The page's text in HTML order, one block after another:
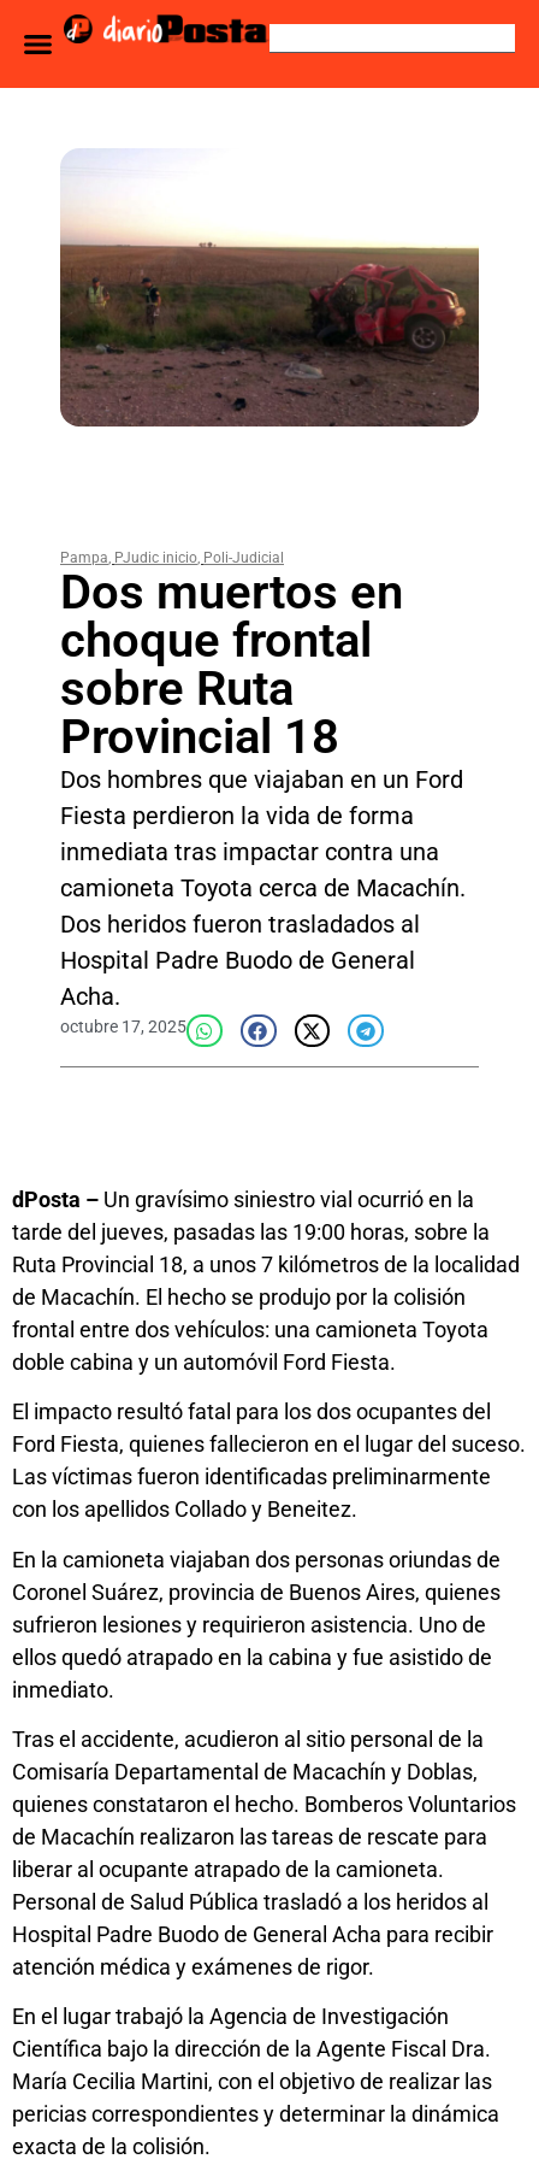
Pampa, PJudic inicio, Poli-Judicial
Dos muertos en
choque frontal
sobre Ruta
Provincial 18
Dos hombres que viajaban en un Ford
Fiesta perdieron la vida de forma
inmediata tras impactar contra una
camioneta Toyota cerca de Macachín.
Dos heridos fueron trasladados al
Hospital Padre Buodo de General
Acha.
octubre 17, 2025
dPosta – Un gravísimo siniestro vial ocurrió en la
tarde del jueves, pasadas las 19:00 horas, sobre la
Ruta Provincial 18, a unos 7 kilómetros de la localidad
de Macachín. El hecho se produjo por la colisión
frontal entre dos vehículos: una camioneta Toyota
doble cabina y un automóvil Ford Fiesta.
El impacto resultó fatal para los dos ocupantes del
Ford Fiesta, quienes fallecieron en el lugar del suceso.
Las víctimas fueron identificadas preliminarmente
con los apellidos Collado y Beneitez.
En la camioneta viajaban dos personas oriundas de
Coronel Suárez, provincia de Buenos Aires, quienes
sufrieron lesiones y requirieron asistencia. Uno de
ellos quedó atrapado en la cabina y fue asistido de
inmediato.
Tras el accidente, acudieron al sitio personal de la
Comisaría Departamental de Macachín y Doblas,
quienes constataron el hecho. Bomberos Voluntarios
de Macachín realizaron las tareas de rescate para
liberar al ocupante atrapado de la camioneta.
Personal de Salud Pública trasladó a los heridos al
Hospital Padre Buodo de General Acha para recibir
atención médica y exámenes de rigor.
En el lugar trabajó la Agencia de Investigación
Científica bajo la dirección de la Agente Fiscal Dra.
María Cecilia Martini, con el objetivo de realizar las
pericias correspondientes y determinar la dinámica
exacta de la colisión.